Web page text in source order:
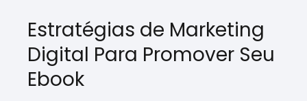
Estratégias de Marketing
Digital Para Promover Seu
Ebook